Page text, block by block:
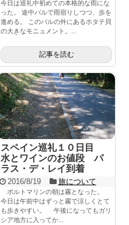
今日は巡礼中初めての本格的な雨にな
った。 途中バルで雨宿りしつつ、歩を
進める。 このバルの外にあるホタテ貝
の大きなモニュメント。...
記事を読む
スペイン巡礼１０日目
水とワインのお値段 パ
ラス・デ・レイ到着
2016/8/19 旅について
ポルトマリンの朝は霧となった。
今日は午前中はずっと霧で涼しくとて
も歩きやすい。 午後になってもガリ
シア地方に入ってか...